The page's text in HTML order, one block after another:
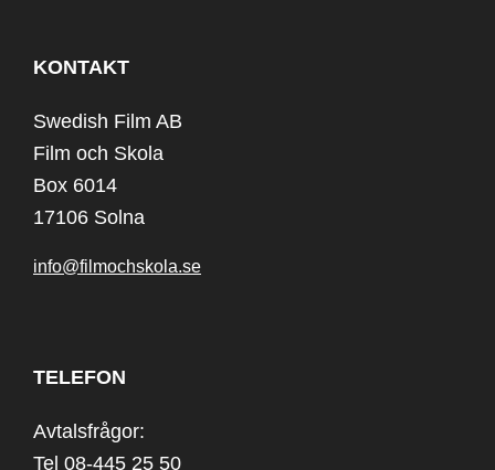
KONTAKT
Swedish Film AB
Film och Skola
Box 6014
17106 Solna
info@filmochskola.se
TELEFON
Avtalsfrågor:
Tel 08-445 25 50